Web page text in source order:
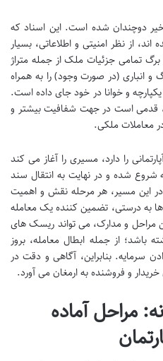
دوچندان شده است. این اسناد که
از نظر امنیتی و اطلاعاتی، بسیار
تمامی جزئیات ملک از جمله متراژ
انباری (در صورت وجود) را به همراه
و خوانا در خود جای داده است.
قدمی است در جهت شفافیت بیشتر و
معاملات ملکی.
را دارد، مسیری را آغاز می کند
شروع شده و در نهایت به انتقال سند
این مسیر، هر مرحله نقش و اهمیت
به درستی، تضمین کننده یک معامله
مراحل و مدارک، می تواند ریسک های
باشد؛ از جمله ابطال معامله، بروز
سرمایه. بنابراین، آگاهی و دقت در
خریدار و فروشنده به ارمغان می آورد.
مراحل آماده